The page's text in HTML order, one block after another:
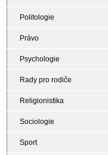
Politologie
Právo
Psychologie
Rady pro rodiče
Religionistika
Sociologie
Sport